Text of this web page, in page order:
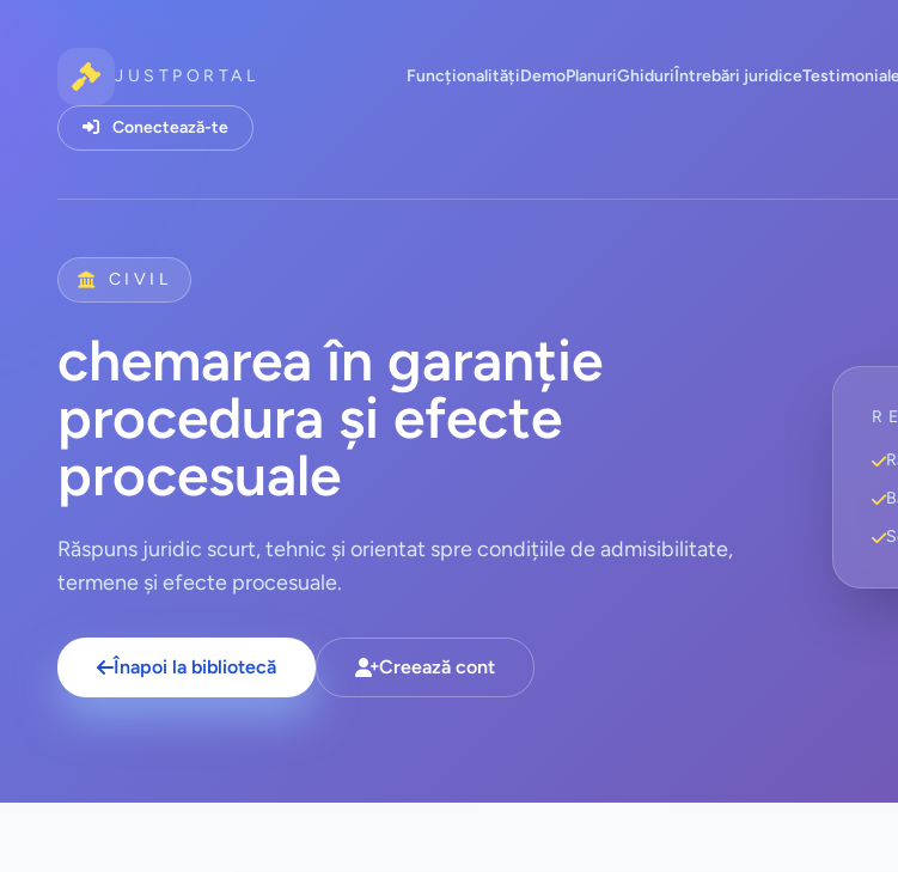
JUSTPORTAL FuncționalitățiDemoPlanuriGhiduriÎntrebări juridice
Conectează-te
CIVIL
chemarea în garanție
procedura și efecte
procesuale
Răspuns juridic scurt, tehnic și orientat spre condițiile de admisibilitate,
termene și efecte procesuale.
Înapoi la bibliotecă Creează cont